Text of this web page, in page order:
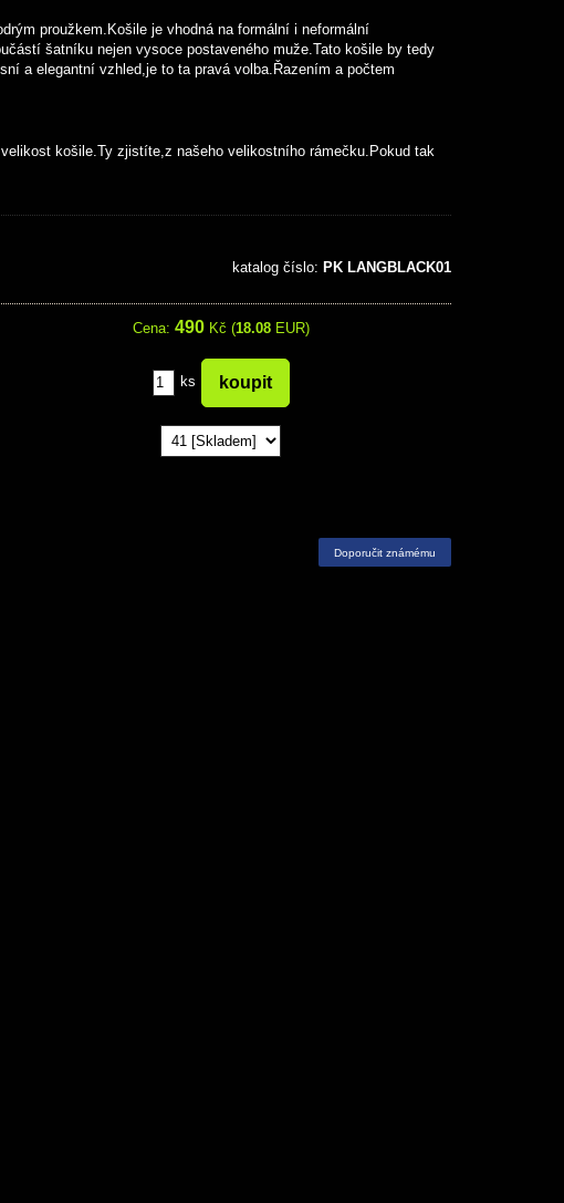
proužkem.Košile je vhodná na formální i neformální
šatníku nejen vysoce postaveného muže.Tato košile by tedy
a elegantní vzhled,je to ta pravá volba.Řazením a počtem
košile.Ty zjistíte,z našeho velikostního rámečku.Pokud tak
katalog číslo: PK LANGBLACK01
Cena: 490 Kč (18.08EUR)
ks
Doporučit známému